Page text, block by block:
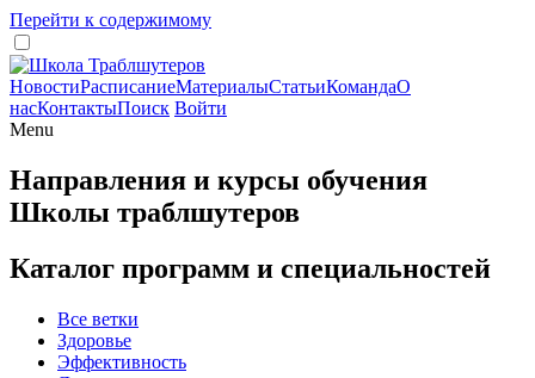
Перейти к содержимому
НовостиРасписаниеМатериалыСтатьиКомандаО
насКонтактыПоиск Войти
Menu
Направления и курсы обучения
Школы траблшутеров
Каталог программ и специальностей
Все ветки
Здоровье
Эффективность